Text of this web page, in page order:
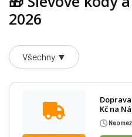
2026
Všechny ▼
Kč na